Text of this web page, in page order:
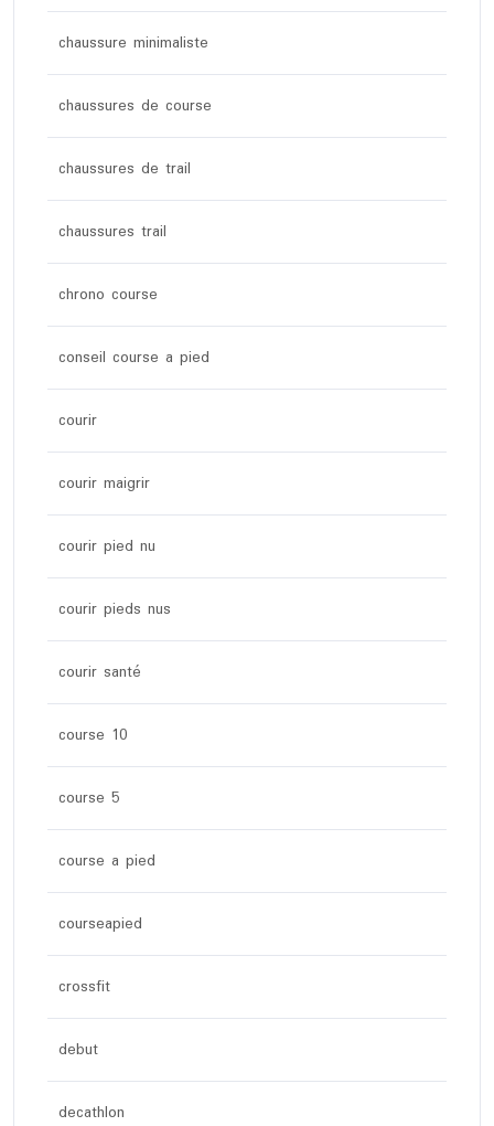
chaussure minimaliste
chaussures de course
chaussures de trail
chaussures trail
chrono course
conseil course a pied
courir
courir maigrir
courir pied nu
courir pieds nus
courir santé
course 10
course 5
course a pied
courseapied
crossfit
debut
decathlon